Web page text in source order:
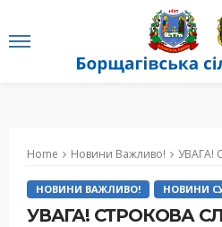
Home Новини Важливо! УВАГА!
НОВИНИ ВАЖЛИВО! НОВИНИ
УВАГА! СТРОКОВА